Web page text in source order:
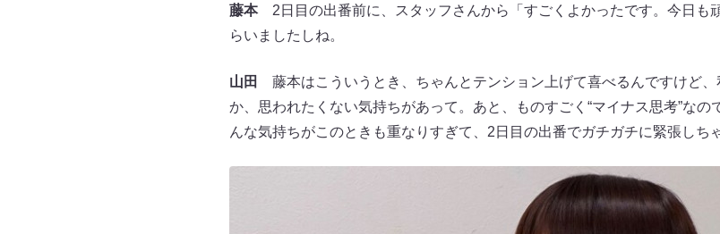
藤本2日目の出番前に、スタッフさんから「すごくよかったです。今日も
らいましたしね。
山田
藤本はこういうとき、ちゃんとテンション上げて喜べるんですけど
か、思われたくない気持ちがあって。あと、ものすごく“マイナス思考”な
んな気持ちがこのときも重なりすぎて、2日目の出番でガチガチに緊張しち